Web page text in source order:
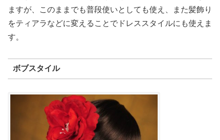
ますが、このままでも普段使いとしても使え、また髪飾り
をティアラなどに変えることでドレススタイルにも使えま
す。
ボブスタイル